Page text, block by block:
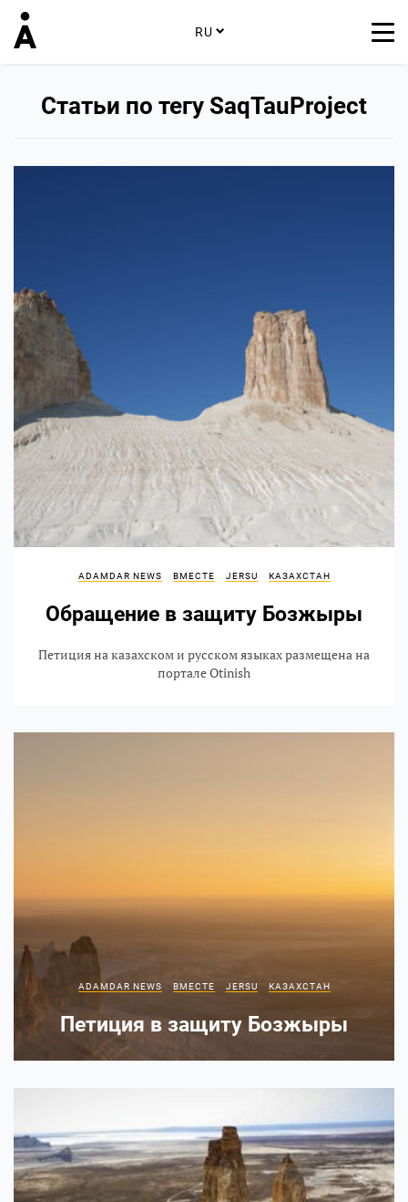
RU
Статьи по тегу SaqTauProject
ADAMDAR NEWS ВМЕСТЕ JERSU КАЗАХСТАН
Обращение в защиту Бозжыры
Петиция на казахском и русском языках размещена на
портале Otinish
ADAMDAR NEWS ВМЕСТЕ JERSU КАЗАХСТАН
Петиция в защиту Бозжыры